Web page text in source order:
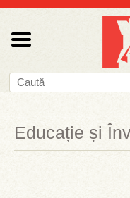
Educație și